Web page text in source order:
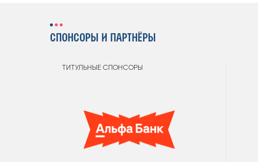
СПОНСОРЫ И ПАРТНЁРЫ
ТИТУЛЬНЫЕ СПОНСОРЫ